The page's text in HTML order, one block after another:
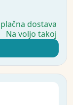
dostava
Na voljo takoj